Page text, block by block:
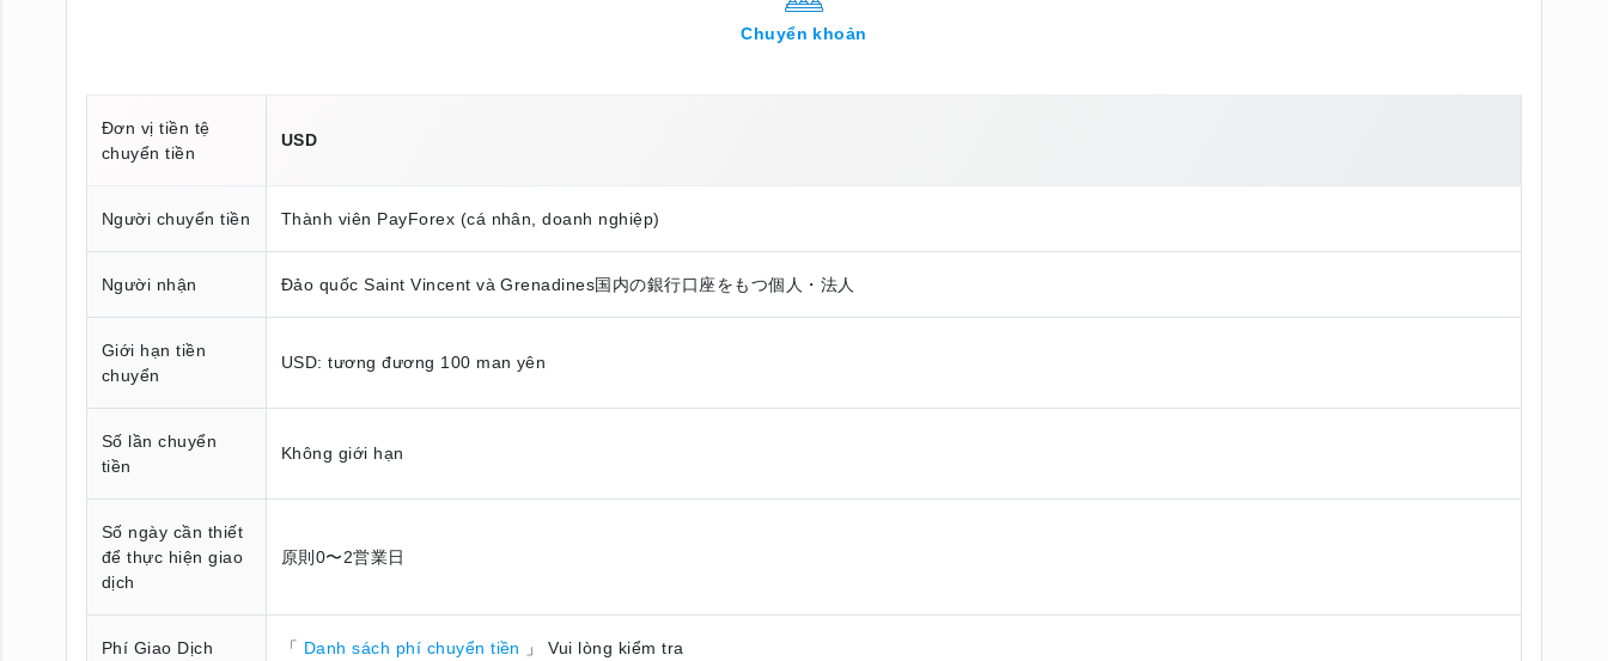
Chuyển khoản
Đơn vị tiền tệ
chuyển tiền
USD
Người chuyển tiền Thành viên PayForex (cá nhân, doanh nghiệp)
Người nhận Đảo quốc Saint Vincent và Grenadines国内の銀行口座をもつ個人・法人
Giới hạn tiền
chuyển
USD: tương đương 100 man yên
Số lần chuyển
tiền
Không giới hạn
Số ngày cần thiết
để thực hiện giao
dịch
原則0〜2営業日
Phí Giao Dịch 「 Danh sách phí chuyển tiền 」 Vui lòng kiểm tra